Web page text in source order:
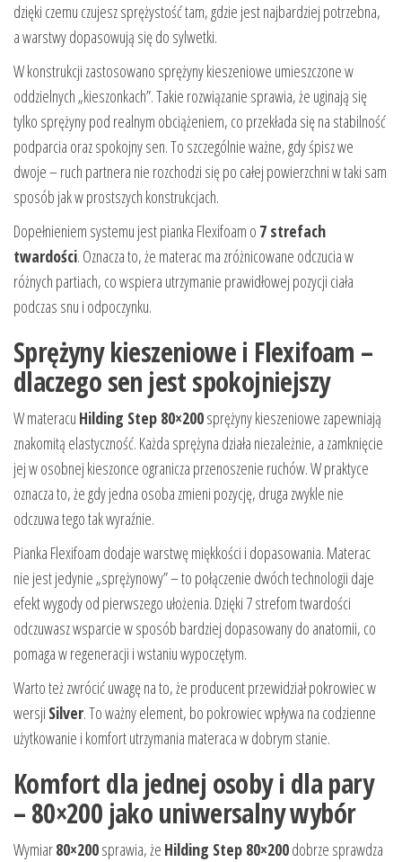
dzięki czemu czujesz sprężystość tam, gdzie jest najbardziej potrzebna,
a warstwy dopasowują się do sylwetki.
W konstrukcji zastosowano sprężyny kieszeniowe umieszczone w
oddzielnych „kieszonkach”. Takie rozwiązanie sprawia, że uginają się
tylko sprężyny pod realnym obciążeniem, co przekłada się na stabilność
podparcia oraz spokojny sen. To szczególnie ważne, gdy śpisz we
dwoje – ruch partnera nie rozchodzi się po całej powierzchni w taki sam
sposób jak w prostszych konstrukcjach.
Dopełnieniem systemu jest pianka Flexifoam o 7 strefach
twardości. Oznacza to, że materac ma zróżnicowane odczucia w
różnych partiach, co wspiera utrzymanie prawidłowej pozycji ciała
podczas snu i odpoczynku.
Sprężyny kieszeniowe i Flexifoam –
dlaczego sen jest spokojniejszy
W materacu Hilding Step 80×200sprężyny kieszeniowe zapewniają
znakomitą elastyczność. Każda sprężyna działa niezależnie, a zamknięcie
jej w osobnej kieszonce ogranicza przenoszenie ruchów. W praktyce
oznacza to, że gdy jedna osoba zmieni pozycję, druga zwykle nie
odczuwa tego tak wyraźnie.
Pianka Flexifoam dodaje warstwę miękkości i dopasowania. Materac
nie jest jedynie „sprężynowy” – to połączenie dwóch technologii daje
efekt wygody od pierwszego ułożenia. Dzięki 7 strefom twardości
odczuwasz wsparcie w sposób bardziej dopasowany do anatomii, co
pomaga w regeneracji i wstaniu wypoczętym.
Warto też zwrócić uwagę na to, że producent przewidział pokrowiec w
wersji Silver. To ważny element, bo pokrowiec wpływa na codzienne
użytkowanie i komfort utrzymania materaca w dobrym stanie.
Komfort dla jednej osoby i dla pary
– 80×200 jako uniwersalny wybór
Wymiar80×200sprawia, że Hilding Step 80×200dobrze sprawdza